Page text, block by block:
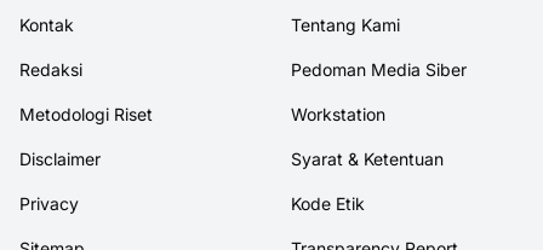
Kontak Tentang Kami
Redaksi Pedoman Media Siber
Metodologi Riset Workstation
Disclaimer Syarat & Ketentuan
Privacy Kode Etik